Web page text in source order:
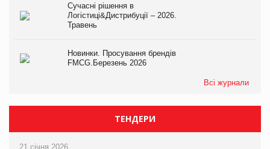
Сучасні рішення в
Логістиці&Дистрибуції – 2026.
Травень
Новинки. Просування брендів
FMCG.Березень 2026
Всі журнали
ТЕНДЕРИ
21 січня 2026